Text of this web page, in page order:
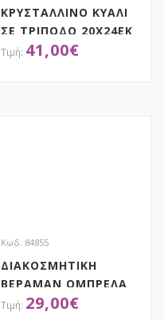
ΚΡΥΣΤΑΛΛΙΝΟ ΚΥΑΛΙ
ΣΕ ΤΡΙΠΟΔΟ 20Χ24ΕΚ
41,00€
Κωδ. 84855
ΔΙΑΚΟΣΜΗΤΙΚΗ
ΒΕΡΑΜΑΝ ΟΜΠΡΕΛΑ
Φ50X75EK BALI
29,00€